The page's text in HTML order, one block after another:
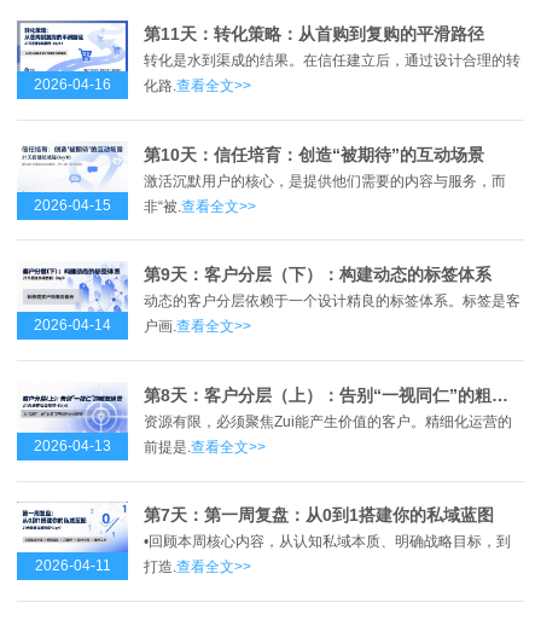
2026-04-16
第11天：转化策略：从首购到复购的平滑路径
转化是水到渠成的结果。在信任建立后，通过设计合理的转
化路.查看全文>>
2026-04-15
第10天：信任培育：创造“被期待”的互动场景
激活沉默用户的核心，是提供他们需要的内容与服务，而
非“被. 查看全文>>
2026-04-14
第9天：客户分层（下）：构建动态的标签体系
动态的客户分层依赖于一个设计精良的标签体系。标签是客
户画.查看全文>>
2026-04-13
第8天：客户分层（上）：告别“一视同仁”的粗放运营
资源有限，必须聚焦Zui能产生价值的客户。精细化运营的
前提是. 查看全文>>
2026-04-11
第7天：第一周复盘：从0到1搭建你的私域蓝图
•回顾本周核心内容，从认知私域本质、明确战略目标，到
打造.查看全文>>